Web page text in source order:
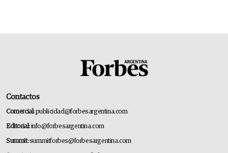
Contactos
Comercial:publicidad@forbesargentina.com
Editorial:info@forbesargentina.com
Summit:summitforbes@forbesargentina.com